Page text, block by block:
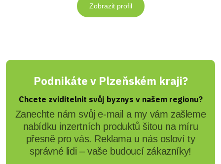
Zobrazit profil
Podnikáte v Plzeňském kraji?
Chcete zviditelnit svůj byznys v našem regionu?
Zanechte nám svůj e-mail a my vám zašleme
nabídku inzertních produktů šitou na míru
přesně pro vás. Reklama u nás osloví ty
správné lidi – vaše budoucí zákazníky!